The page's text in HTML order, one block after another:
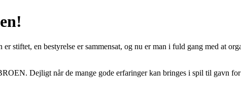
stiftet, en bestyrelse er sammensat, og nu er man i fuld gang med at
Dejligt når de mange gode erfaringer kan bringes i spil til gavn